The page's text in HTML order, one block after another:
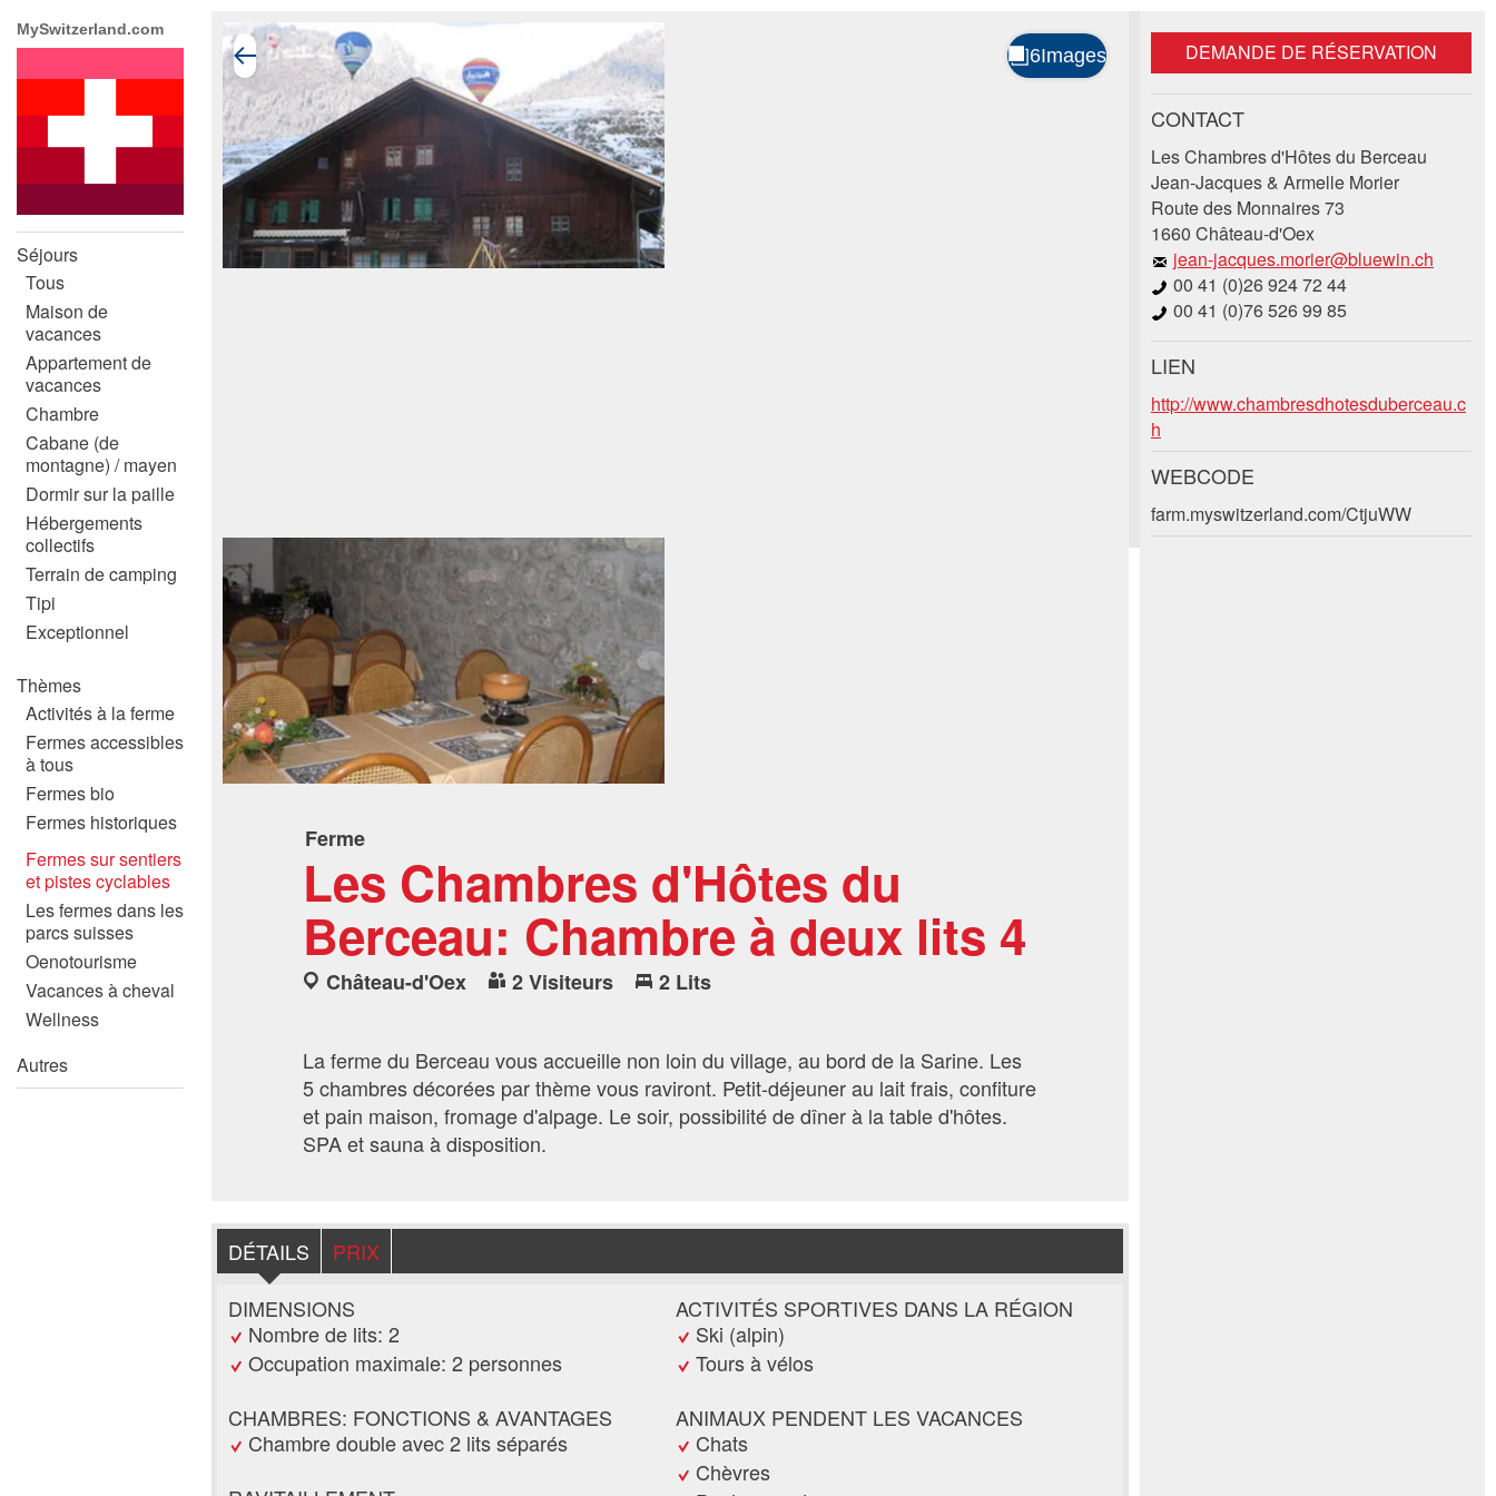
MySwitzerland.com
Séjours
Tous
Maison de
vacances
Appartement de
vacances
Chambre
Cabane (de
montagne) / mayen
Dormir sur la paille
Hébergements
collectifs
Terrain de camping
Tipi
Exceptionnel
Thèmes
Activités à la ferme
Fermes accessibles
à tous
Fermes bio
Fermes historiques
Fermes sur sentiers
et pistes cyclables
Les fermes dans les
parcs suisses
Oenotourisme
Vacances à cheval
Wellness
Autres
Ferme
Les Chambres d'Hôtes du
Berceau: Chambre à deux lits 4
Château-d'Oex 2 Visiteurs 2 Lits
La ferme du Berceau vous accueille non loin du village, au bord de la Sarine. Les
5 chambres décorées par thème vous raviront. Petit-déjeuner au lait frais, confiture
et pain maison, fromage d'alpage. Le soir, possibilité de dîner à la table d'hôtes.
SPA et sauna à disposition.
DÉTAILS
PRIX
DIMENSIONS
Nombre de lits: 2
Occupation maximale: 2 personnes
CHAMBRES: FONCTIONS & AVANTAGES
Chambre double avec 2 lits séparés
ACTIVITÉS SPORTIVES DANS LA RÉGION
Ski (alpin)
Tours à vélos
ANIMAUX PENDENT LES VACANCES
Chats
Chèvres
DEMANDE DE RÉSERVATION
CONTACT
Les Chambres d'Hôtes du Berceau
Jean-Jacques & Armelle Morier
Route des Monnaires 73
1660 Château-d'Oex
jean-jacques.morier@bluewin.ch
00 41 (0)26 924 72 44
00 41 (0)76 526 99 85
LIEN
http://www.chambresdhotesduberceau.c
h
WEBCODE
farm.myswitzerland.com/CtjuWW